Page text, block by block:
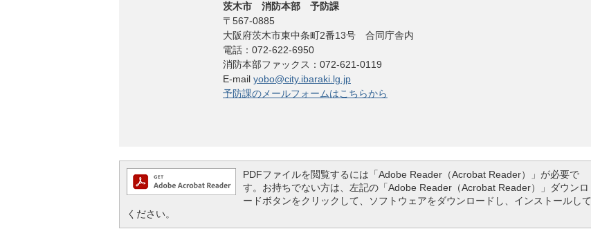
茨木市 消防本部 予防課
〒567-0885
大阪府茨木市東中条町2番13号 合同庁舎内
電話：072-622-6950
消防本部ファックス：072-621-0119
E-mail yobo@city.ibaraki.lg.jp
予防課のメールフォームはこちらから
PDFファイルを閲覧するには「Adobe Reader（Acrobat Reader）」が必要で
す。お持ちでない方は、左記の「Adobe Reader（Acrobat Reader）」ダウンロ
ードボタンをクリックして、ソフトウェアをダウンロードし、インストールして
ください。